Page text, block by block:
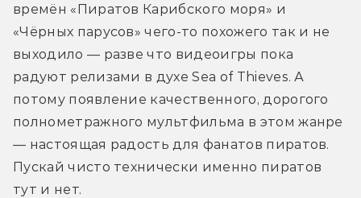
времён «Пиратов Карибского моря» и
«Чёрных парусов» чего-то похожего так и не
выходило — разве что видеоигры пока
радуют релизами в духе Sea of Thieves. А
потому появление качественного, дорогого
полнометражного мультфильма в этом жанре
— настоящая радость для фанатов пиратов.
Пускай чисто технически именно пиратов
тут и нет.